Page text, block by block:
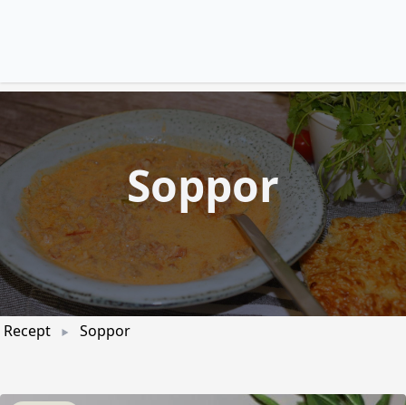
Soppor
Recept Soppor